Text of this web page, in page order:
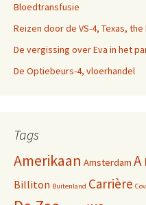
Bloedtransfusie
Reizen door de VS-4, Texas,
De vergissing over Eva in het
De Optiebeurs-4, vloerhandel
Tags
Amerikaan Amsterdam A
Billiton Buitenland Carrière